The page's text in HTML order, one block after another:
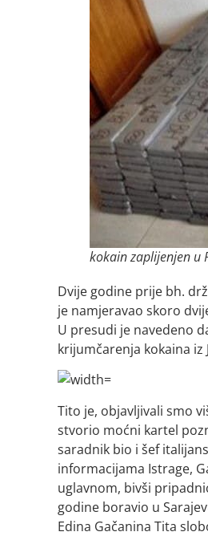
kokain zaplijenjen u
Dvije godine prije bh.
je namjeravao skoro
U presudi je navedeno
krijumčarenja kokaina iz
Tito je, objavljivali smo
stvorio moćni kartel
saradnik bio i šef
informacijama Istrage,
uglavnom, bivši
godine boravio u
Edina Gačanina Tita